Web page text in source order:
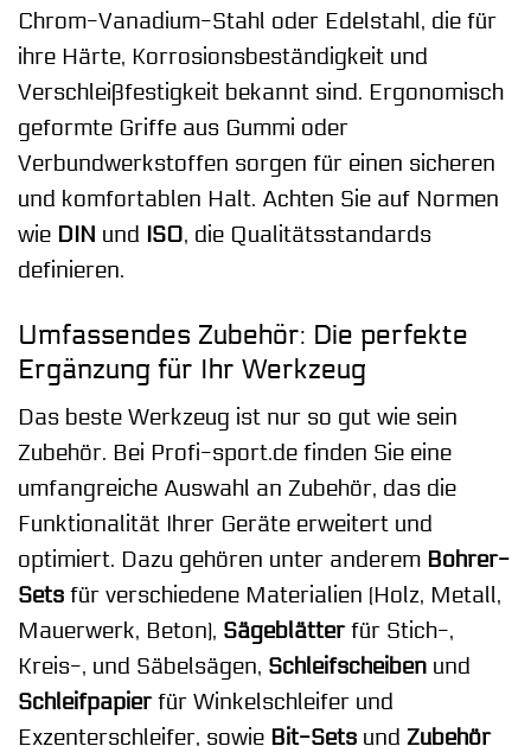
Chrom-Vanadium-Stahl oder Edelstahl, die für
ihre Härte, Korrosionsbeständigkeit und
Verschleißfestigkeit bekannt sind. Ergonomisch
geformte Griffe aus Gummi oder
Verbundwerkstoffen sorgen für einen sicheren
und komfortablen Halt. Achten Sie auf Normen
wie DIN und ISO, die Qualitätsstandards
definieren.
Umfassendes Zubehör: Die perfekte
Ergänzung für Ihr Werkzeug
Das beste Werkzeug ist nur so gut wie sein
Zubehör. Bei Profi-sport.de finden Sie eine
umfangreiche Auswahl an Zubehör, das die
Funktionalität Ihrer Geräte erweitert und
optimiert. Dazu gehören unter anderem Bohrer-
Sets für verschiedene Materialien (Holz, Metall,
Mauerwerk, Beton), Sägeblätterfür Stich-,
Kreis-, und Säbelsägen, Schleifscheiben und
Schleifpapierfür Winkelschleifer und
Exzenterschleifer, sowie Bit-Sets und Zubehör